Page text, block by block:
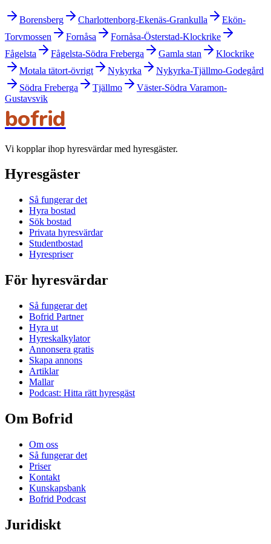
Borensberg Charlottenborg-Ekenäs-Grankulla
Ekön-
Torvmossen
Fornåsa
Fornåsa-Österstad-Klockrike
Fågelsta
Fågelsta-Södra Freberga Gamla stan
Klockrike
Motala tätort-övrigt
Nykyrka
Nykyrka-Tjällmo-Godegård
Södra Freberga
Tjällmo
Väster-Södra Varamon-
Gustavsvik
bofrid
Vi kopplar ihop hyresvärdar med hyresgäster.
Hyresgäster
Så fungerar det
Hyra bostad
Sök bostad
Privata hyresvärdar
Studentbostad
Hyrespriser
För hyresvärdar
Så fungerar det
Bofrid Partner
Hyra ut
Hyreskalkylator
Annonsera gratis
Skapa annons
Artiklar
Mallar
Podcast: Hitta rätt hyresgäst
Om Bofrid
Om oss
Så fungerar det
Priser
Kontakt
Kunskapsbank
Bofrid Podcast
Juridiskt